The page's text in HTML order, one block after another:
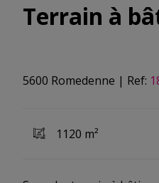
Terrain à
5600 Romedenne | Ref:
1120 m²